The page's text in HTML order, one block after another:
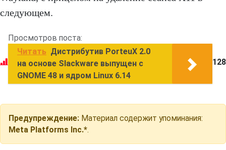
следующем.
Просмотров поста:
Читать Дистрибутив PorteuX 2.0
на основе Slackware выпущен с
GNOME 48 и ядром Linux 6.14
128
Предупреждение: Материал содержит упоминания:
Meta Platforms Inc.*.